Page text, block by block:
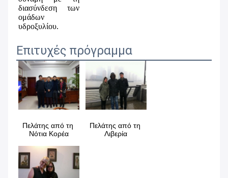
διασύνδεση των
ομάδων
υδροξυλίου.
Επιτυχές πρόγραμμα
Πελάτης από τη
Νότια Κορέα
Πελάτης από τη
Λιβερία